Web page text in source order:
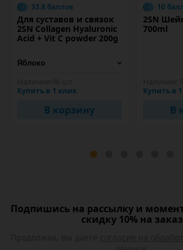
33.8 баллов
Для суставов и связок
2SN Collagen Hyaluronic
Acid + Vit C powder 200g
Купить в 1 клик
В корзину
10
2SN
700ml
Купить в
В
Подпишись на рассылку и
скидку 10% на заказ